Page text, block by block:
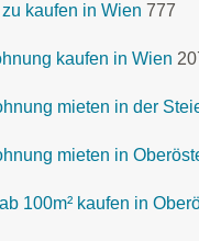
kaufen in Wien 777
kaufen in Wien
mieten in der
mieten in
100m² kaufen in